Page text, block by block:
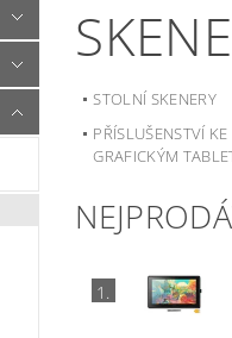
STOLNÍ SKENERY
PŘÍSLUŠENSTVÍ KE
GRAFICKÝM
1.